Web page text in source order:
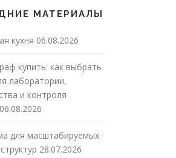
МАТЕРИАЛЫ
кухня 06.08.2026
купить: как выбрать
лаборатории,
и контроля
06.08.2026
для масштабируемых
28.07.2026